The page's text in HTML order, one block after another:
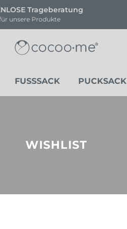
FUSSSACK PUCKSACK
WISHLIST